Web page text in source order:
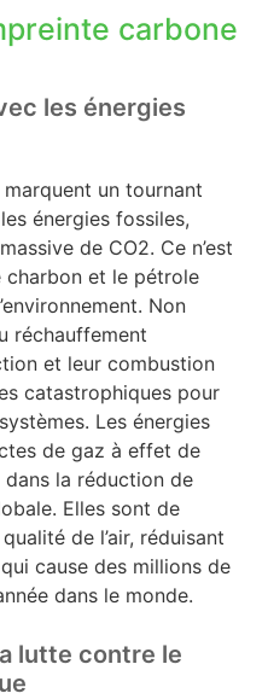
carbone
les énergies
un tournant
énergies fossiles,
de CO2. Ce n’est
charbon et le pétrole
Non
réchauffement
et leur combustion
catastrophiques pour
Les énergies
de gaz à effet de
la réduction de
Elles sont de
de l’air, réduisant
cause des millions de
dans le monde.
lutte contre le